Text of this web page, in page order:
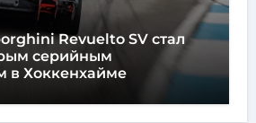
Revuelto SV стал
серийным
в Хоккенхайме